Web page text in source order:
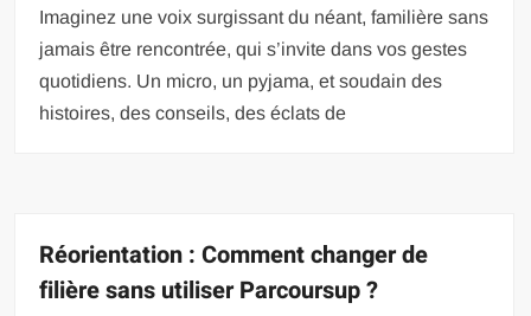
Imaginez une voix surgissant du néant, familière sans
jamais être rencontrée, qui s’invite dans vos gestes
quotidiens. Un micro, un pyjama, et soudain des
histoires, des conseils, des éclats de
Réorientation : Comment changer de
filière sans utiliser Parcoursup ?